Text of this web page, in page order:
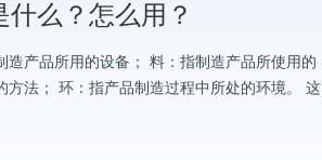
什么？怎么用？
造产品所用的设备； 料：指制造产品所使用的
方法； 环：指产品制造过程中所处的环境。 这